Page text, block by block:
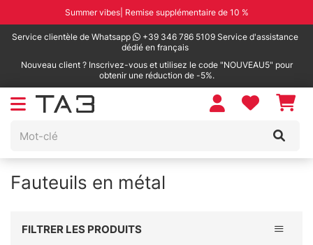
Summer vibes| Remise supplémentaire de 10 %
Service clientèle de Whatsapp
+39 346 786 5109 Service d'assistance
dédié en français
Nouveau client ? Inscrivez-vous et utilisez le code "NOUVEAU5" pour
obtenir une réduction de -5%.
Fauteuils en métal
Toggle
FILTRER LES PRODUITS